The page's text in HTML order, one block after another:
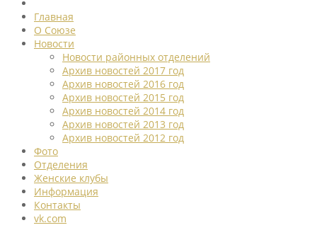
Главная
О Союзе
Новости
Новости районных отделений
Архив новостей 2017 год
Архив новостей 2016 год
Архив новостей 2015 год
Архив новостей 2014 год
Архив новостей 2013 год
Архив новостей 2012 год
Фото
Отделения
Женские клубы
Информация
Контакты
vk.com